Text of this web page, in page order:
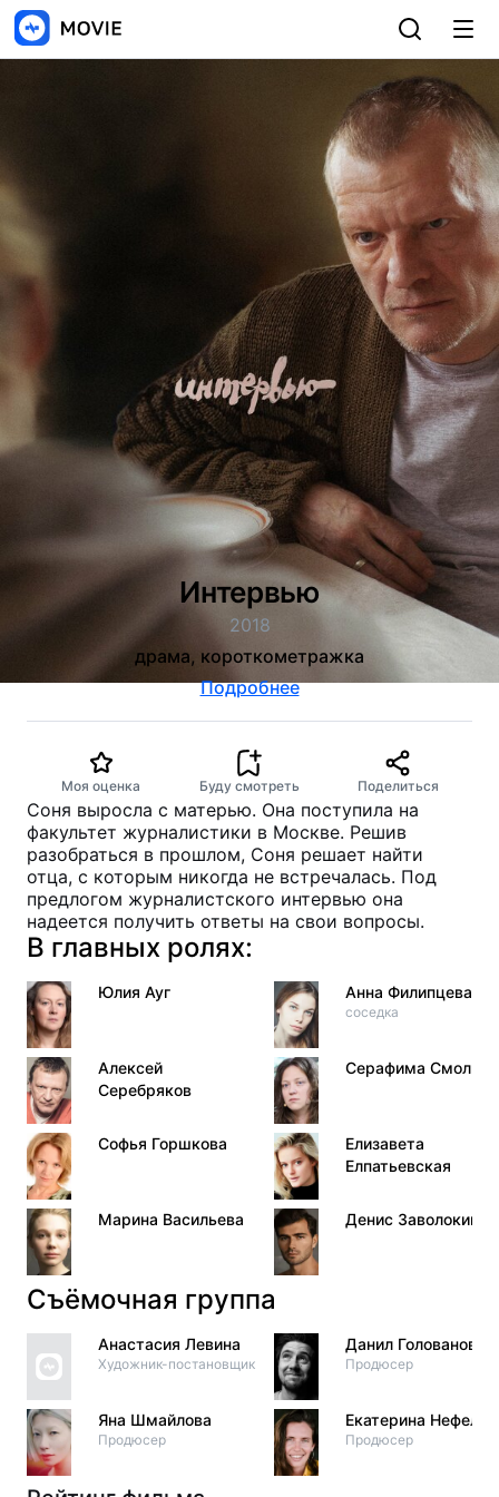
Интервью
2018
драма, короткометражка
Подробнее
Моя оценка Буду смотреть Поделиться
Соня выросла с матерью. Она поступила на
факультет журналистики в Москве. Решив
разобраться в прошлом, Соня решает найти
отца, с которым никогда не встречалась. Под
предлогом журналистского интервью она
надеется получить ответы на свои вопросы.
В главных ролях:
Юлия Ауг
Алексей
Серебряков
Софья Горшкова
Марина Васильева
Анна Филипцева
соседка
Серафима Смолина
Елизавета
Елпатьевская
Денис Заволокин
Съёмочная группа
Анастасия Левина
Художник-постановщик
Яна Шмайлова
Продюсер
Данил Голованов
Продюсер
Екатерина Нефельд
Продюсер